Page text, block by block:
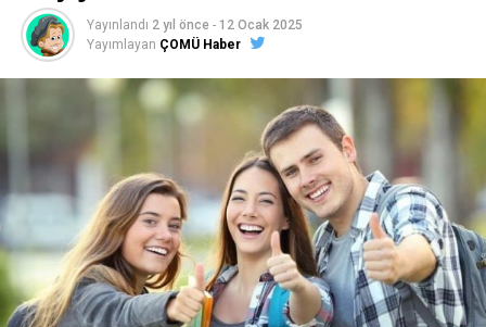
Yayınlandı 2 yıl önce - 12 Ocak 2025
Yayımlayan ÇOMÜ Haber